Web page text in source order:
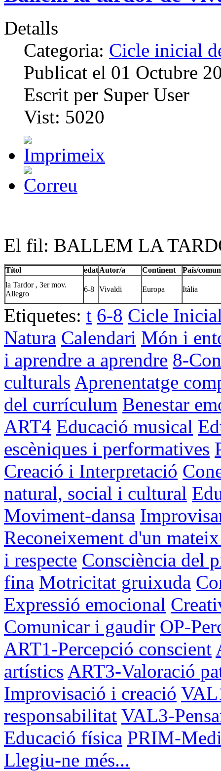
Detalls
Categoria: Cicle inicial
Publicat el 01 Octubre
Escrit per Super User
Vist: 5020
El fil: BALLEM LA
Títol edatAutor/a Continent
País/
la Tardor , 3er mov.
Allegro
6-8 Vivaldi Europa Itàlia
Etiquetes: t 6-8 Cicle
Natura Calendari Món i
i aprendre a aprendre 8-
culturals Aprenentatge
del currículum Benestar
ART4 Educació musical
escèniques i performatives
Creació i Interpretació
natural, social i cultural
Moviment-dansa
Reconeixement d'un
i respecte Consciència del
fina Motricitat gruixuda
Expressió emocional
Comunicar i gaudir OP-
ART1-Percepció conscient
artístics ART3-Valoració
Improvisació i creació
responsabilitat VAL3-
Educació física PRIM-
Llegiu-ne més...